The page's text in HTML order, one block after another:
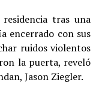
tras una
encerrado con sus
ruidos violentos
la puerta, reveló
Jason Ziegler.